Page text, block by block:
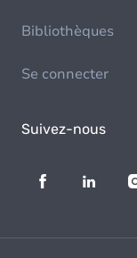
Bibliothèques
Se connecter
Suivez-nous